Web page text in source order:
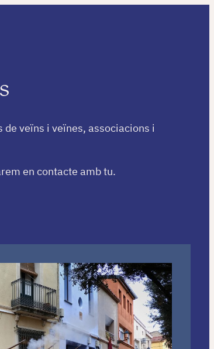
de veïns i veïnes, associacions i
en contacte amb tu.